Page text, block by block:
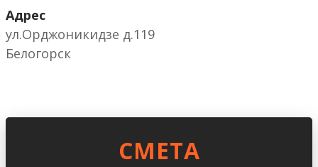
Адрес
ул.Орджоникидзе д.119
Белогорск
CМЕТА